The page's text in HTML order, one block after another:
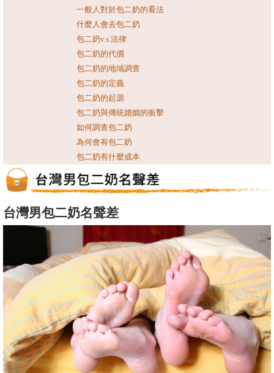
一般人對於包二奶的看法
什麼人會去包二奶
包二奶v.s.法律
包二奶的代價
包二奶的地域調查
包二奶的定義
包二奶的起源
包二奶與傳統婚姻的衝擊
如何調查包二奶
為何會有包二奶
包二奶有什麼成本
台灣男包二奶名聲差